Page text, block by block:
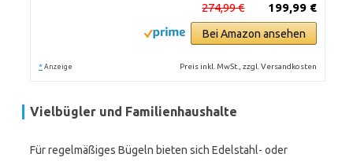
199,99 €
274,99 €
Bei Amazon ansehen
* Anzeige Preis inkl. MwSt., zzgl. Versandkosten
Vielbügler und Familienhaushalte
Für regelmäßiges Bügeln bieten sich Edelstahl- oder